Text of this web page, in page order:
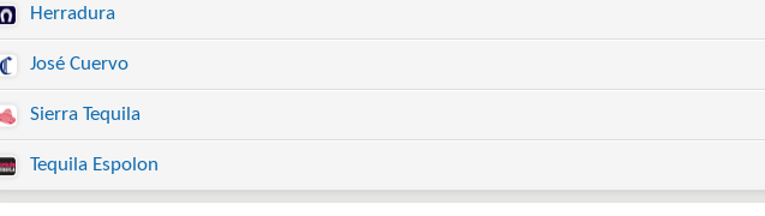
Herradura
José Cuervo
Sierra Tequila
Tequila Espolon